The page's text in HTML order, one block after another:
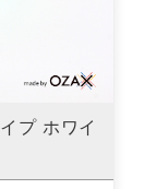
プ ホワイ